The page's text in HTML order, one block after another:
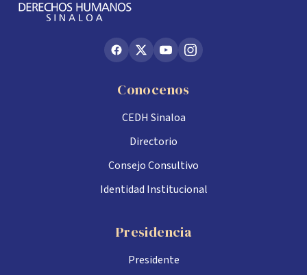
Conocenos
CEDH Sinaloa
Directorio
Consejo Consultivo
Identidad Institucional
Presidencia
Presidente